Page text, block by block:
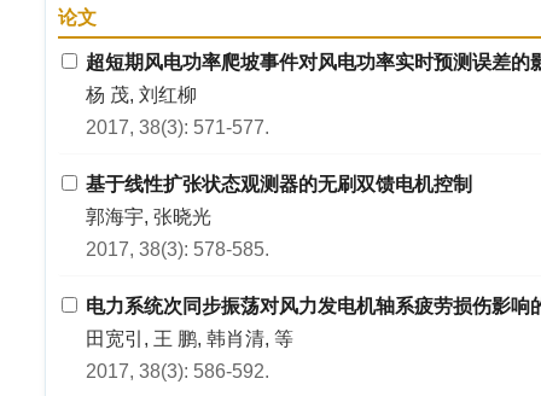
论文
超短期风电功率爬坡事件对风电功率实时预测误差的
杨 茂, 刘红柳
2017, 38(3): 571-577.
基于线性扩张状态观测器的无刷双馈电机控制
郭海宇, 张晓光
2017, 38(3): 578-585.
电力系统次同步振荡对风力发电机轴系疲劳损伤影响
田宽引, 王 鹏, 韩肖清, 等
2017, 38(3): 586-592.